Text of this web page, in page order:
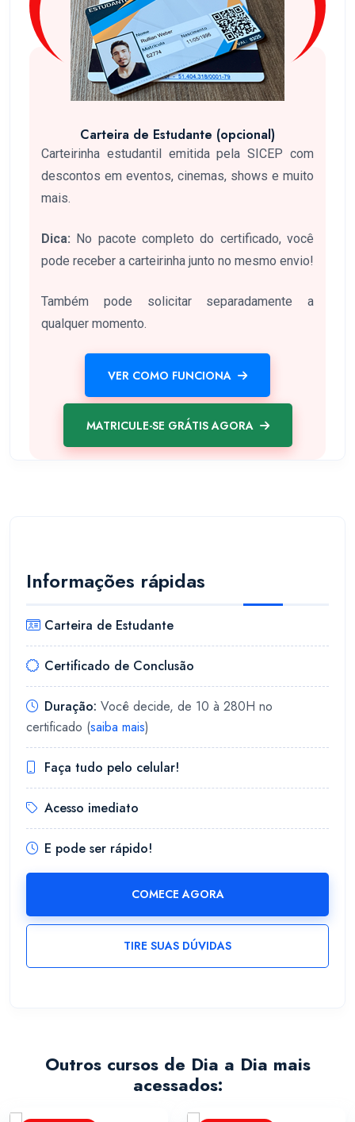
Carteira de Estudante (opcional)
Carteirinha estudantil emitida pela SICEP com
descontos em eventos, cinemas, shows e muito
mais.
Dica: No pacote completo do certificado, você
pode receber a carteirinha junto no mesmo envio!
Também pode solicitar separadamente a
qualquer momento.
VER COMO FUNCIONA
MATRICULE-SE GRÁTIS AGORA
Informações rápidas
Carteira de Estudante
Certificado de Conclusão
Duração: Você decide, de 10 à 280H no
certificado (saiba mais)
Faça tudo pelo celular!
Acesso imediato
E pode ser rápido!
COMECE AGORA
TIRE SUAS DÚVIDAS
Outros cursos de Dia a Dia mais
acessados: